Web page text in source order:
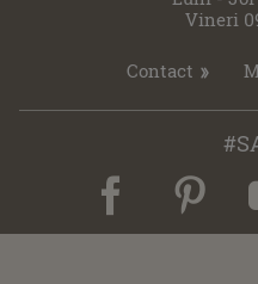
Vineri
Contact